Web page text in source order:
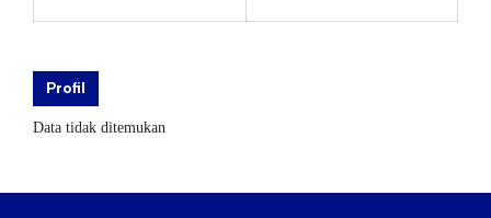
Profil
Data tidak ditemukan